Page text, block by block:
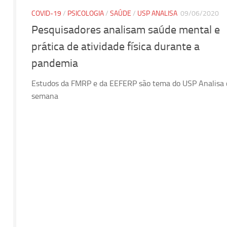
COVID-19 / PSICOLOGIA/ SAÚDE / USP ANALISA 09/06/2020
Pesquisadores analisam saúde mental e
prática de atividade física durante a
pandemia
Estudos da FMRP e da EEFERP são tema do USP Analisa
semana